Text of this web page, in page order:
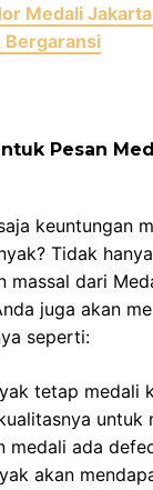
Medali
Bergaransi
Pesan
keuntungan
Tidak
massal dari
juga akan
seperti:
tetap medali
untuk
medali ada
akan